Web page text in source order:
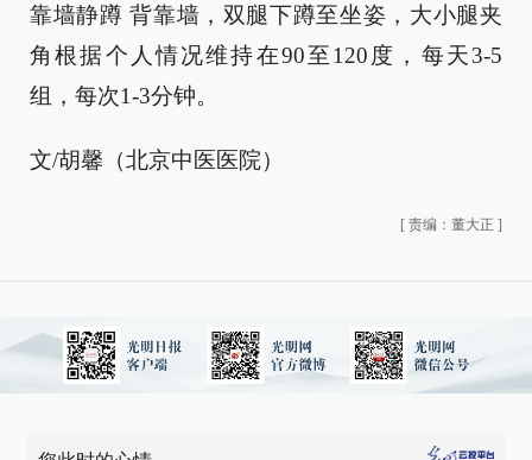
靠墙静蹲 背靠墙，双腿下蹲至坐姿，大小腿夹
角根据个人情况维持在90至120度，每天3-5
组，每次1-3分钟。
文/胡馨（北京中医医院）
[ 责编：董大正 ]